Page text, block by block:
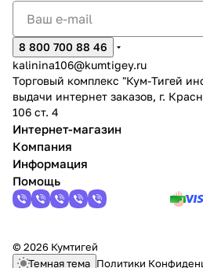
8 800 700 88 46
kalinina106@kumtigey.ru
Торговый комплекс "Кум-Тигей
выдачи интернет заказов, г.
106 ст. 4
Интернет-магазин
Компания
Информация
Помощь
© 2026 Кумтигей
Темная тема Политики